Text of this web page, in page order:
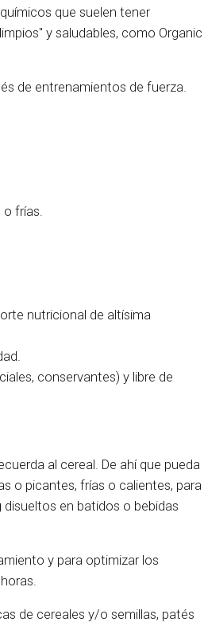
que suelen tener
y saludables, como Organic
de entrenamientos de fuerza.
frías.
nutricional de altísima
conservantes) y libre de
al cereal. De ahí que pueda
o picantes, frías o calientes, para
en batidos o bebidas
y para optimizar los
de cereales y/o semillas, patés